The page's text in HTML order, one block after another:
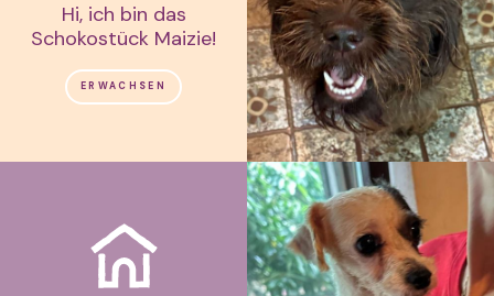
Hi, ich bin das
Schokostück Maizie!
ERWACHSEN